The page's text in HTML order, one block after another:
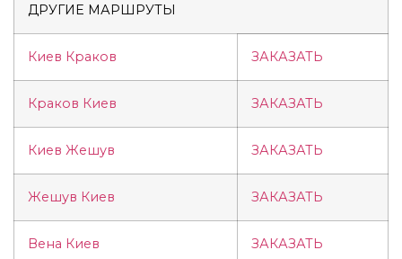
ДРУГИЕ МАРШРУТЫ
Киев Краков ЗАКАЗАТЬ
Краков Киев ЗАКАЗАТЬ
Киев Жешув ЗАКАЗАТЬ
Жешув Киев ЗАКАЗАТЬ
Вена Киев ЗАКАЗАТЬ